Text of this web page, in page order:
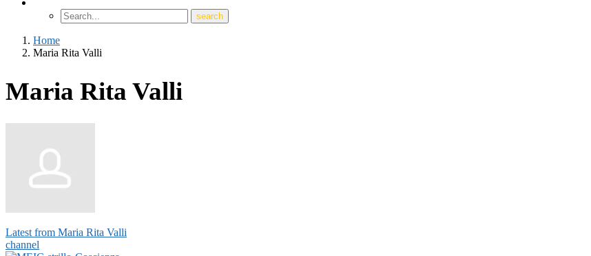
Home
Maria Rita Valli
Maria Rita Valli
Latest from Maria Rita Valli
channel